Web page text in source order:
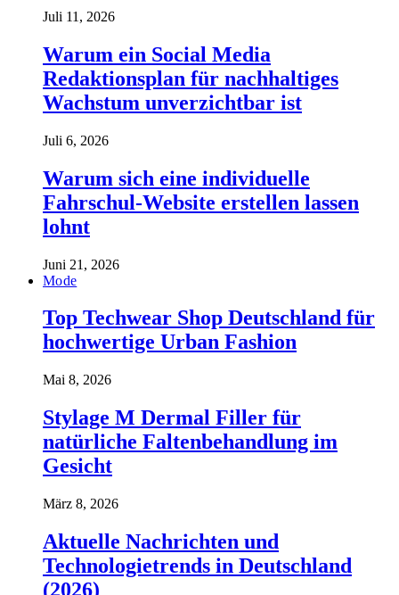
Juli 11, 2026
Warum ein Social Media
Redaktionsplan für nachhaltiges
Wachstum unverzichtbar ist
Juli 6, 2026
Warum sich eine individuelle
Fahrschul-Website erstellen lassen
lohnt
Juni 21, 2026
Mode
Top Techwear Shop Deutschland für
hochwertige Urban Fashion
Mai 8, 2026
Stylage M Dermal Filler für
natürliche Faltenbehandlung im
Gesicht
März 8, 2026
Aktuelle Nachrichten und
Technologietrends in Deutschland
(2026)